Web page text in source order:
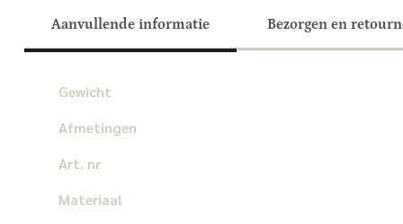
Aanvullende informatie Bezorgen en
Gewicht
Afmetingen
Art. nr
Materiaal